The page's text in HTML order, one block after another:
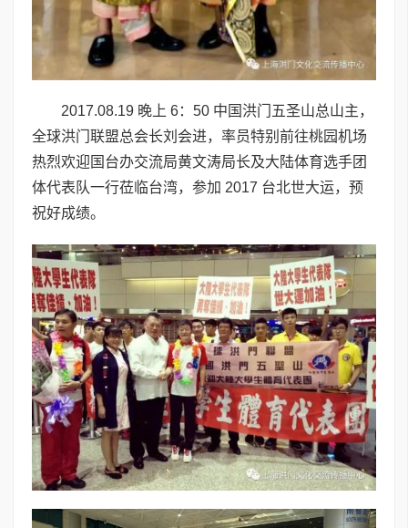
2017.08.19 晚上 6：50 中国洪门五圣山总山主，
全球洪门联盟总会长刘会进，率员特别前往桃园机场
热烈欢迎国台办交流局黄文涛局长及大陆体育选手团
体代表队一行莅临台湾，参加 2017 台北世大运，预
祝好成绩。